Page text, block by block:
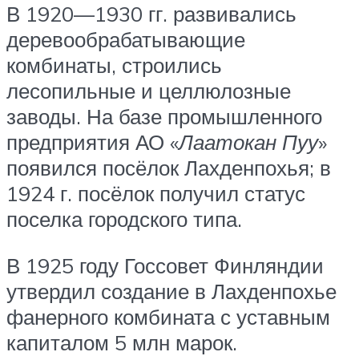
В 1920—1930 гг. развивались
деревообрабатывающие
комбинаты, строились
лесопильные и целлюлозные
заводы. На базе промышленного
предприятия АО «Лаатокан Пуу»
появился посёлок Лахденпохья; в
1924 г. посёлок получил статус
поселка городского типа.
В 1925 году Госсовет Финляндии
утвердил создание в Лахденпохье
фанерного комбината с уставным
капиталом 5 млн марок.